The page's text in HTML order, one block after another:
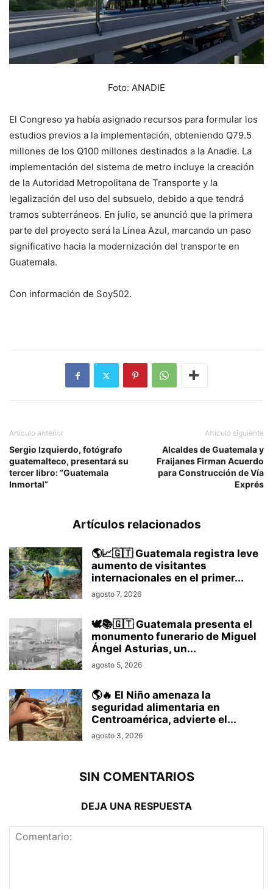
Foto: ANADIE
El Congreso ya había asignado recursos para formular los
estudios previos a la implementación, obteniendo Q79.5
millones de los Q100 millones destinados a la Anadie. La
implementación del sistema de metro incluye la creación
de la Autoridad Metropolitana de Transporte y la
legalización del uso del subsuelo, debido a que tendrá
tramos subterráneos. En julio, se anunció que la primera
parte del proyecto será la Línea Azul, marcando un paso
significativo hacia la modernización del transporte en
Guatemala.
Con información de Soy502.
Artículo anterior
Sergio Izquierdo, fotógrafo
guatemalteco, presentará su
tercer libro: “Guatemala
Inmortal”
Artículo siguiente
Alcaldes de Guatemala y
Fraijanes Firman Acuerdo
para Construcción de Vía
Exprés
Artículos relacionados
🌎📈🇬🇹 Guatemala registra leve
aumento de visitantes
internacionales en el primer...
agosto 7, 2026
🕊️📚🇬🇹 Guatemala presenta el
monumento funerario de Miguel
Ángel Asturias, un...
agosto 5, 2026
🌎🔥 El Niño amenaza la
seguridad alimentaria en
Centroamérica, advierte el...
agosto 3, 2026
SIN COMENTARIOS
DEJA UNA RESPUESTA